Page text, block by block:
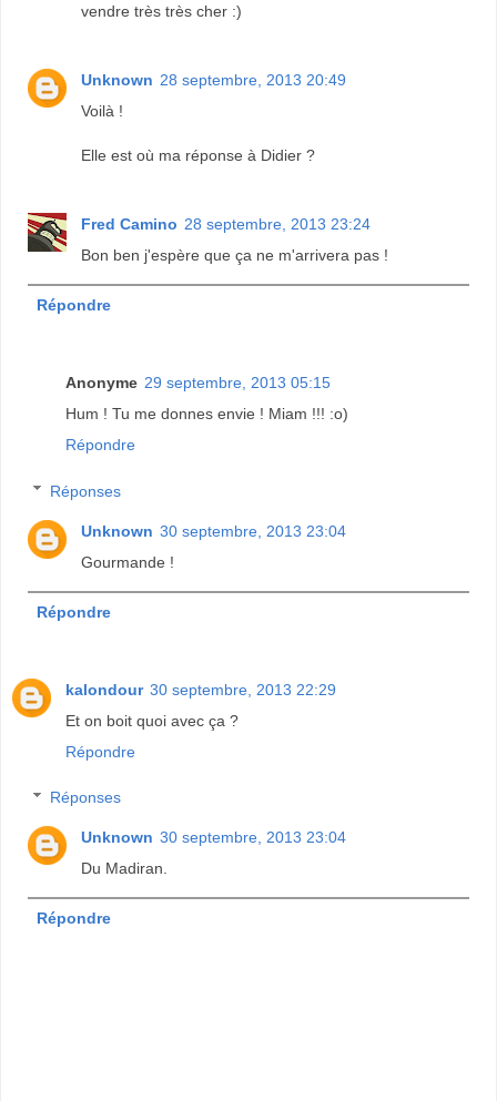
vendre très très cher :)
Unknown 28 septembre, 2013 20:49
Voilà !
Elle est où ma réponse à Didier ?
Fred Camino 28 septembre, 2013 23:24
Bon ben j'espère que ça ne m'arrivera pas !
Répondre
Anonyme 29 septembre, 2013 05:15
Hum ! Tu me donnes envie ! Miam !!! :o)
Répondre
Réponses
Unknown 30 septembre, 2013 23:04
Gourmande !
Répondre
kalondour 30 septembre, 2013 22:29
Et on boit quoi avec ça ?
Répondre
Réponses
Unknown 30 septembre, 2013 23:04
Du Madiran.
Répondre